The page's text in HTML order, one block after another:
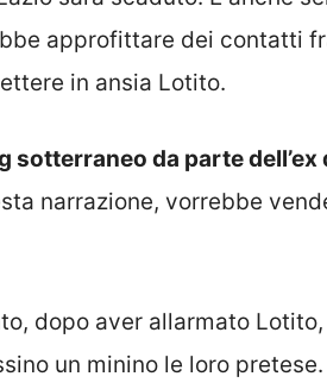
approfittare dei contatti
in ansia Lotito.
sotterraneo da parte dell’ex
narrazione, vorrebbe
dopo aver allarmato
un minino le loro pretese.